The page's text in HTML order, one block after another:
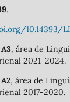
.
10.14393/
, área de
2021-2024.
, área de
2017-2020.